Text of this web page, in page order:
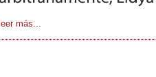
leer más...